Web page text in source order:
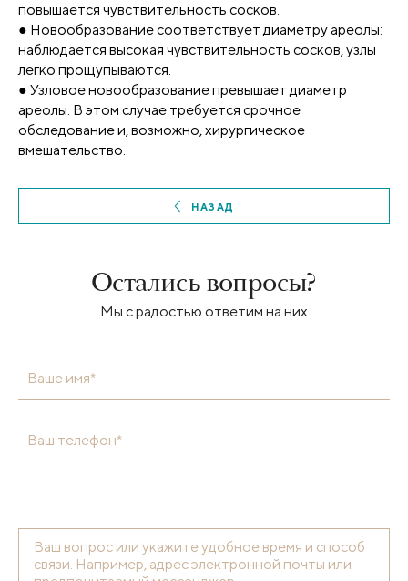
повышается чувствительность сосков.
● Новообразование соответствует диаметру ареолы:
наблюдается высокая чувствительность сосков, узлы
легко прощупываются.
● Узловое новообразование превышает диаметр
ареолы. В этом случае требуется срочное
обследование и, возможно, хирургическое
вмешательство.
НАЗАД
Остались вопросы?
Мы с радостью ответим на них
Ваше имя*
Ваш телефон*